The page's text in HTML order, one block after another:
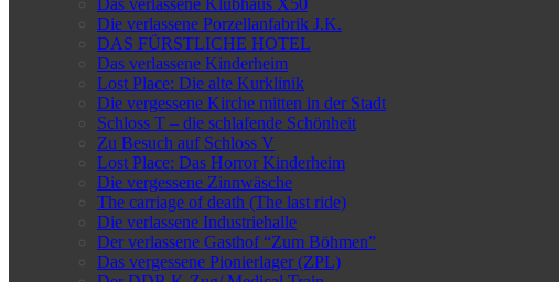
Die verlassene Porzellanfabrik J.K.
DAS FÜRSTLICHE HOTEL
Das verlassene Kinderheim
Lost Place: Die alte Kurklinik
Die vergessene Kirche mitten in der Stadt
Schloss T – die schlafende Schönheit
Zu Besuch auf Schloss V
Lost Place: Das Horror Kinderheim
Die vergessene Zinnwäsche
The carriage of death (The last ride)
Die verlassene Industriehalle
Der verlassene Gasthof “Zum Böhmen”
Das vergessene Pionierlager (ZPL)